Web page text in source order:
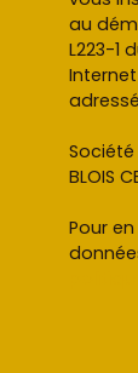
au
L223-1
Société
BLOIS
Pour